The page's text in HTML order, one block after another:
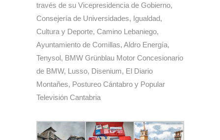
través de su Vicepresidencia de Gobierno,
Consejería de Universidades, Igualdad,
Cultura y Deporte, Camino Lebaniego,
Ayuntamiento de Comillas, Aldro Energía,
Tenysol, BMW Grünblau Motor Concesionario
de BMW, Lusso, Disenium, El Diario
Montañes, Postureo Cántabro y Popular
Televisión Cantabria